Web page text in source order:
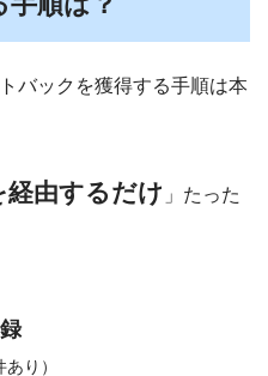
バックを獲得する手順は本
経由するだけ 」たった
り）